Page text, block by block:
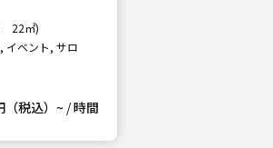
22㎡)
イベント, サロ
（税込）~ /時間